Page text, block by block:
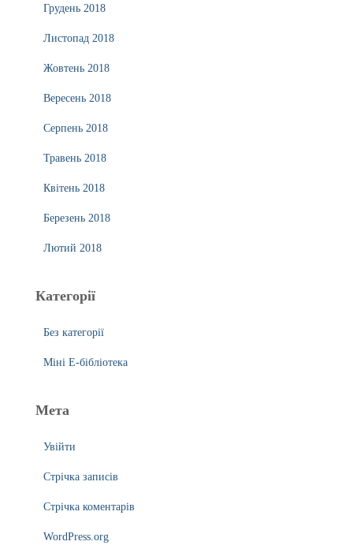
Грудень 2018
Листопад 2018
Жовтень 2018
Вересень 2018
Серпень 2018
Травень 2018
Квітень 2018
Березень 2018
Лютий 2018
Категорії
Без категорії
Міні Е-бібліотека
Мета
Увійти
Стрічка записів
Стрічка коментарів
WordPress.org